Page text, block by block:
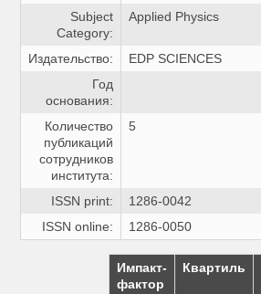
Subject
Category:
Applied Physics
Издательство:
EDP SCIENCES
Год
основания:
Количество
публикаций
сотрудников
института:
5
ISSN print:
1286-0042
ISSN online:
1286-0050
Импакт-
фактор
Квартиль